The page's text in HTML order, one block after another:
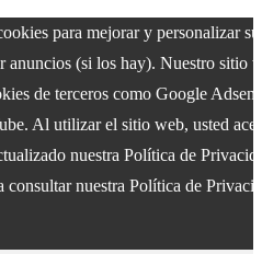
para mejorar y personalizar su
anuncios (si los hay). Nuestro sitio
de terceros como Google
Al utilizar el sitio web, usted
nuestra Política de
consultar nuestra Política de